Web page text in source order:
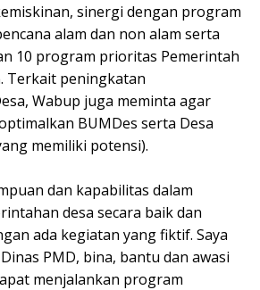
sinergi dengan program
alam dan non alam serta
10 program prioritas Pemerintah
Terkait peningkatan
Wabup juga meminta agar
BUMDes serta Desa
memiliki potensi).
dan kapabilitas dalam
desa secara baik dan
ada kegiatan yang fiktif. Saya
PMD, bina, bantu dan awasi
menjalankan program